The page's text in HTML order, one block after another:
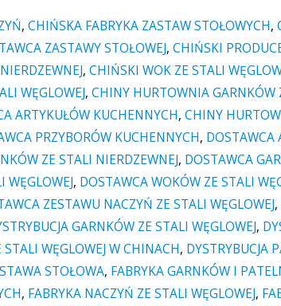
, CHIŃSKA FABRYKA ZASTAW STOŁOWYCH,
ZASTAWY STOŁOWEJ, CHIŃSKI
, CHIŃSKI WOK ZE STALI
WĘGLOWEJ, CHINY HURTOWNIA GARNKÓW
ARTYKUŁÓW KUCHENNYCH, CHINY
PRZYBORÓW KUCHENNYCH, DOSTAWCA
ZE STALI NIERDZEWNEJ, DOSTAWCA
WĘGLOWEJ, DOSTAWCA WOKÓW ZE STALI
ZESTAWU NACZYŃ ZE STALI WĘGLOWEJ,
GARNKÓW ZE STALI WĘGLOWEJ,
WĘGLOWEJ W CHINACH, DYSTRYBUCJA
STOŁOWA, FABRYKA GARNKÓW I
, FABRYKA NACZYŃ ZE STALI WĘGLOWEJ,